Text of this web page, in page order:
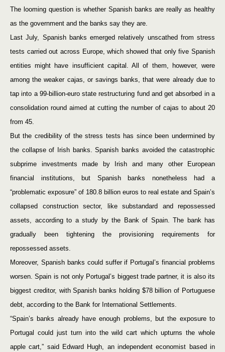
The looming question is whether Spanish banks are really as healthy
as the government and the banks say they are.
Last July, Spanish banks emerged relatively unscathed from stress
tests carried out across Europe, which showed that only five Spanish
entities might have insufficient capital. All of them, however, were
among the weaker cajas, or savings banks, that were already due to
tap into a 99-billion-euro state restructuring fund and get absorbed in a
consolidation round aimed at cutting the number of cajas to about 20
from 45.
But the credibility of the stress tests has since been undermined by
the collapse of Irish banks. Spanish banks avoided the catastrophic
subprime investments made by Irish and many other European
financial institutions, but Spanish banks nonetheless had a
“problematic exposure” of 180.8 billion euros to real estate and Spain’s
collapsed construction sector, like substandard and repossessed
assets, according to a study by the Bank of Spain. The bank has
gradually been tightening the provisioning requirements for
repossessed assets.
Moreover, Spanish banks could suffer if Portugal’s financial problems
worsen. Spain is not only Portugal’s biggest trade partner, it is also its
biggest creditor, with Spanish banks holding $78 billion of Portuguese
debt, according to the Bank for International Settlements.
“Spain’s banks already have enough problems, but the exposure to
Portugal could just turn into the wild cart which upturns the whole
apple cart,” said Edward Hugh, an independent economist based in